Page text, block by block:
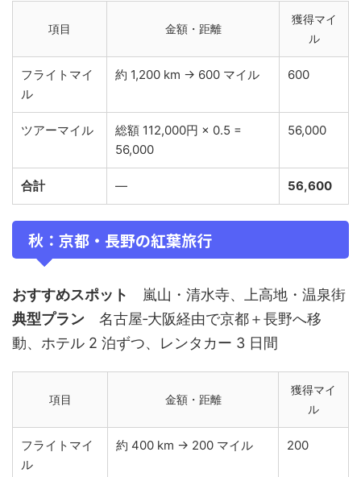
項目 金額・距離
獲得マイ
ル
フライトマイ
ル
約 1,200 km → 600 マイル 600
ツアーマイル
総額 112,000円 × 0.5 =
56,000
56,000
合計 — 56,600
秋：京都・長野の紅葉旅行
おすすめスポット
嵐山・清水寺、上高地・温泉街
典型プラン 名古屋‑大阪経由で京都＋長野へ移
動、ホテル 2 泊ずつ、レンタカー 3 日間
項目 金額・距離
獲得マイ
ル
フライトマイ
ル
約 400 km → 200 マイル 200